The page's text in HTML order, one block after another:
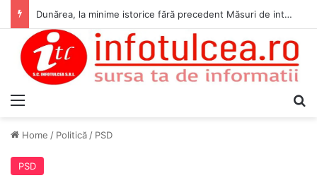
Dunărea, la minime istorice fără precedent Măsuri de intervenție pentru menținerea debitelor minime, necesare pentru producția de energie nucleară
Home / Politică / PSD
PSD